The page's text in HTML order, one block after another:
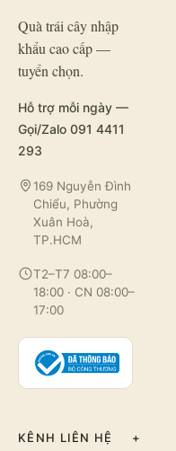
Quà trái cây nhập
khẩu cao cấp —
tuyển chọn.
Hỗ trợ mỗi ngày —
Gọi/Zalo 091 4411
293
169 Nguyễn Đình
Chiểu, Phường
Xuân Hoà,
TP.HCM
T2–T7 08:00–
18:00 · CN 08:00–
17:00
KÊNH LIÊN HỆ +